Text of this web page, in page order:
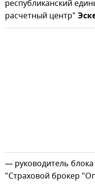
республиканский
расчетный центр"
— руководитель
"Страховой брокер